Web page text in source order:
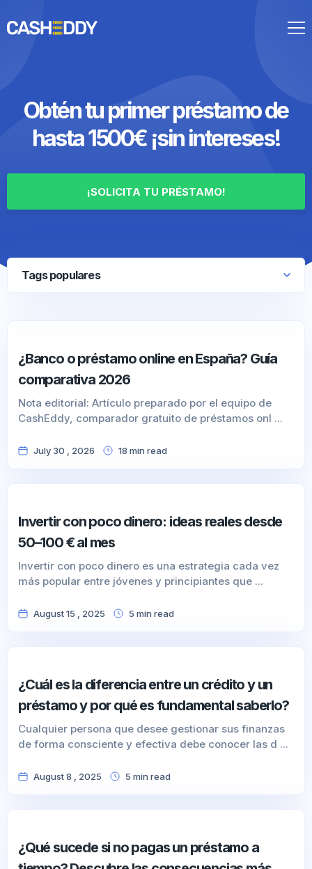
Obtén tu primer préstamo de
hasta 1500€ ¡sin intereses!
¡SOLICITA TU PRÉSTAMO!
Tags populares
¿Banco o préstamo online en España? Guía
comparativa 2026
Nota editorial: Artículo preparado por el equipo de
CashEddy, comparador gratuito de préstamos onl ...
July 30 , 2026 18 min read
Invertir con poco dinero: ideas reales desde
50–100 € al mes
Invertir con poco dinero es una estrategia cada vez
más popular entre jóvenes y principiantes que ...
August 15 , 2025 5 min read
¿Cuál es la diferencia entre un crédito y un
préstamo y por qué es fundamental saberlo?
Cualquier persona que desee gestionar sus finanzas
de forma consciente y efectiva debe conocer las d ...
August 8 , 2025 5 min read
¿Qué sucede si no pagas un préstamo a